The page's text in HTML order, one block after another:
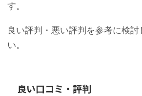
す。
良い評判・悪い評判を参考に検討
い。
良い口コミ・評判